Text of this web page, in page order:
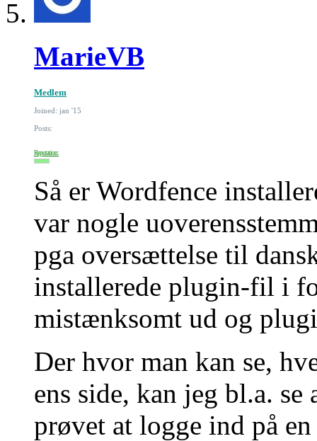
MarieVB
Medlem
Joined: jan '15
Posts:
Reputation:
Så er Wordfence
var nogle
pga oversættelse til
installerede plugin-fil i
mistænksomt ud og
Der hvor man kan se,
ens side, kan jeg bl.a.
prøvet at logge ind på